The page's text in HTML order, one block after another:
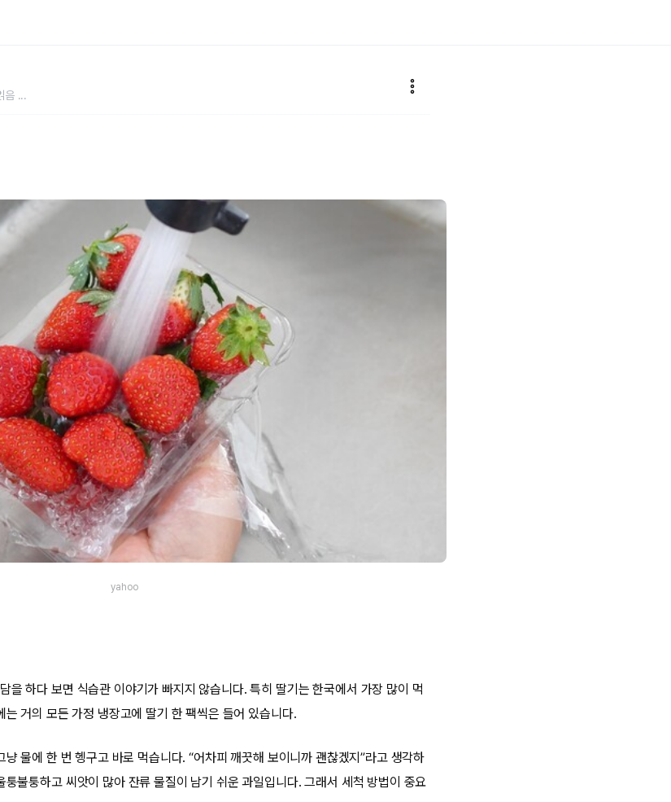
음 ...
yahoo
을 하다 보면 식습관 이야기가 빠지지 않습니다. 특히 딸기는 한국에서 가장 많이 먹
거의 모든 가정 냉장고에 딸기 한 팩씩은 들어 있습니다.
물에 한 번 헹구고 바로 먹습니다. “어차피 깨끗해 보이니까 괜찮겠지”라고 생각하
불퉁하고 씨앗이 많아 잔류 물질이 남기 쉬운 과일입니다. 그래서 세척 방법이 중요